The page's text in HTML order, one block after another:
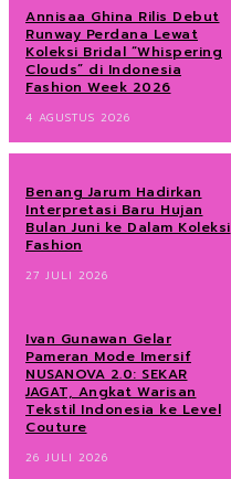
Annisaa Ghina Rilis Debut
Runway Perdana Lewat
Koleksi Bridal “Whispering
Clouds” di Indonesia
Fashion Week 2026
4 AGUSTUS 2026
Benang Jarum Hadirkan
Interpretasi Baru Hujan
Bulan Juni ke Dalam Koleksi
Fashion
27 JULI 2026
Ivan Gunawan Gelar
Pameran Mode Imersif
NUSANOVA 2.0: SEKAR
JAGAT, Angkat Warisan
Tekstil Indonesia ke Level
Couture
26 JULI 2026